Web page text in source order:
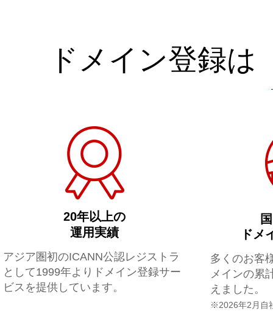
ドメイン登録は
20年以上の
運用実績
アジア圏初のICANN公認レジストラ
として1999年よりドメイン登録サー
ビスを提供しています。
ドメ
多くのお客
メインの累
えました。
※2026年2月自